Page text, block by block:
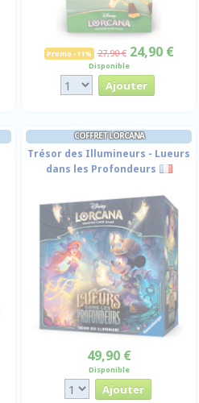
Promo -11% 27,90 € 24,90 €
Disponible
COFFRET LORCANA
Trésor des Illumineurs - Lueurs
dans les Profondeurs
49,90 €
Disponible